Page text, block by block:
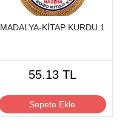
MADALYA-KİTAP KURDU 1
55.13 TL
Sepete Ekle